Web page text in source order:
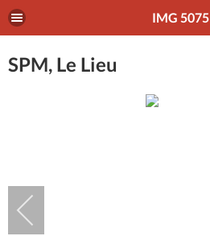
IMG 5075
SPM, Le Lieu